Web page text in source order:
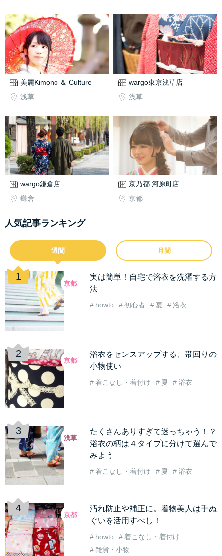
美麗Kimono ＆ Culture
浅草
wargo東京浅草店
浅草
wargo鎌倉店
鎌倉
京乃都 河原町店
京都
人気記事ランキング
週間 月間
実は簡単！自宅で浴衣を洗濯する方
法
howto 初心者 夏 浴衣
京都
浴衣をセンスアップする、帯回りの
小物使い
着こなし・着付け 夏 浴衣
京都
たくさんありすぎて迷っちゃう！？
浴衣の柄は４タイプに分けて選んで
みよう
着こなし・着付け 夏 浴衣
浅草
汚れ防止や補正に。着物美人は手ぬ
ぐいを活用すべし！
howto
着こなし・着付け
雑貨・小物
京都